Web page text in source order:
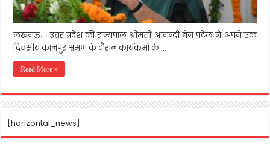
लखनऊः । उत्तर प्रदेश की राज्यपाल श्रीमती आनन्दी बेन पटेल ने अपने एक
दिवसीय कानपुर भ्रमण के दौरान कार्यक्रमों के …
Read More »
[horizontal_news]